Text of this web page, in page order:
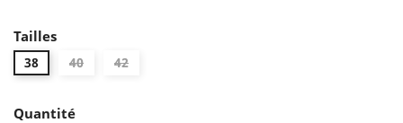
Tailles
38 40 42
Quantité